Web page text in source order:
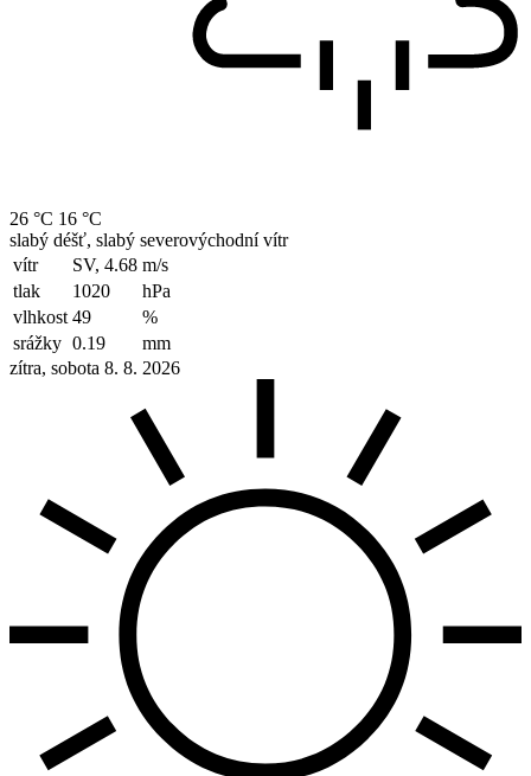
26 °C 16 °C
slabý déšť, slabý severovýchodní vítr
vítr
SV, 4.68 m/s
tlak
1020
hPa
vlhkost 49
%
srážky 0.19
mm
zítra, sobota 8. 8. 2026